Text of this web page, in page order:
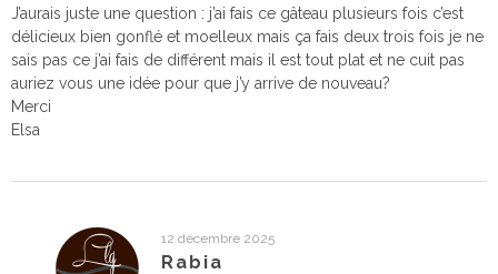
J’aurais juste une question : j’ai fais ce gâteau plusieurs fois c’est
délicieux bien gonflé et moelleux mais ça fais deux trois fois je ne
sais pas ce j’ai fais de différent mais il est tout plat et ne cuit pas
auriez vous une idée pour que j’y arrive de nouveau?
Merci
Elsa
12 décembre 2025
Rabia